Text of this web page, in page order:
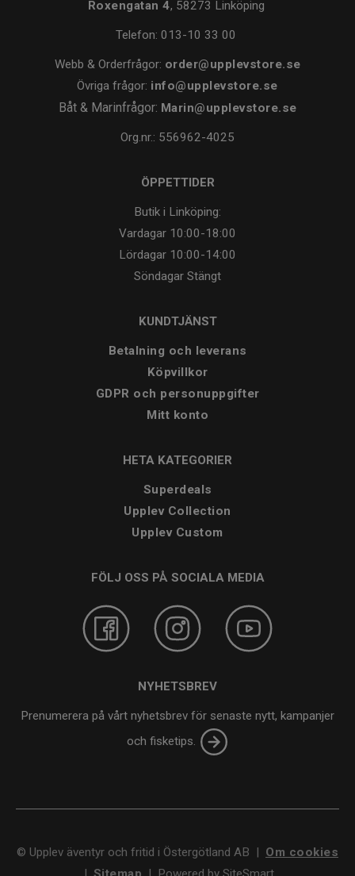
Roxengatan 4, 58273 Linköping
Telefon: 013-10 33 00
Webb & Orderfrågor: order@upplevstore.se
Övriga frågor: info@upplevstore.se
Båt & Marinfrågor: Marin@upplevstore.se
Org.nr.: 556962-4025
ÖPPETTIDER
Butik i Linköping:
Vardagar 10:00-18:00
Lördagar 10:00-14:00
Söndagar Stängt
KUNDTJÄNST
Betalning och leverans
Köpvillkor
GDPR och personuppgifter
Mitt konto
HETA KATEGORIER
Superdeals
Upplev Collection
Upplev Custom
FÖLJ OSS PÅ SOCIALA MEDIA
NYHETSBREV
Prenumerera på vårt nyhetsbrev för senaste nytt, kampanjer
och fisketips.
© Upplev äventyr och fritid i Östergötland AB | Om cookies